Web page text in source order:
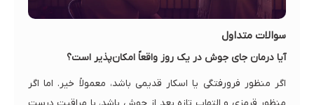
سوالات متداول
آیا درمان جای جوش در یک روز واقعاً امکان‌پذیر است؟
اگر منظور فرورفتگی یا اسکار قدیمی باشد، معمولاً خیر. اما اگر